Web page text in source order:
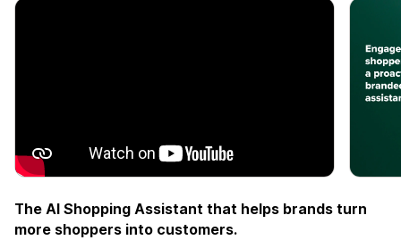
The AI Shopping Assistant that helps brands turn
more shoppers into customers.